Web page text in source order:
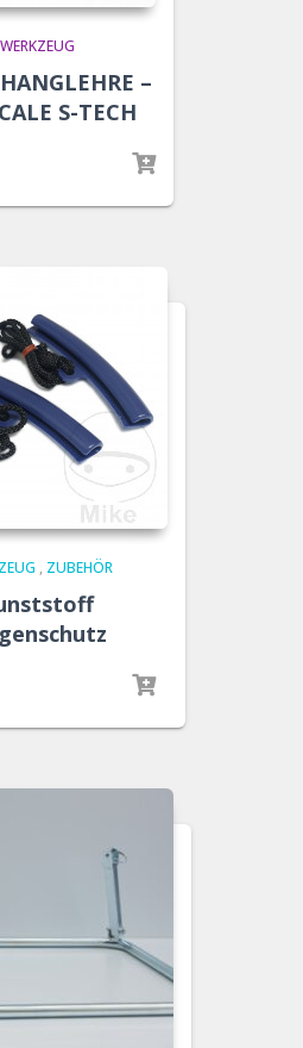
WERKZEUG
–
S-TECH
, ZUBEHÖR